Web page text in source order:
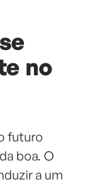
no
futuro
boa. O
a um